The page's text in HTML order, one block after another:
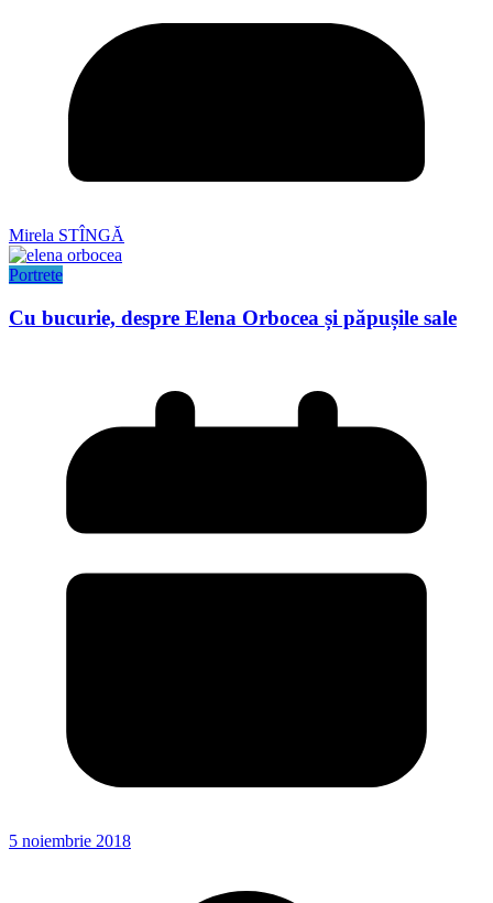
Mirela STÎNGĂ
Portrete
Cu bucurie, despre Elena Orbocea și păpușile sale
5 noiembrie 2018